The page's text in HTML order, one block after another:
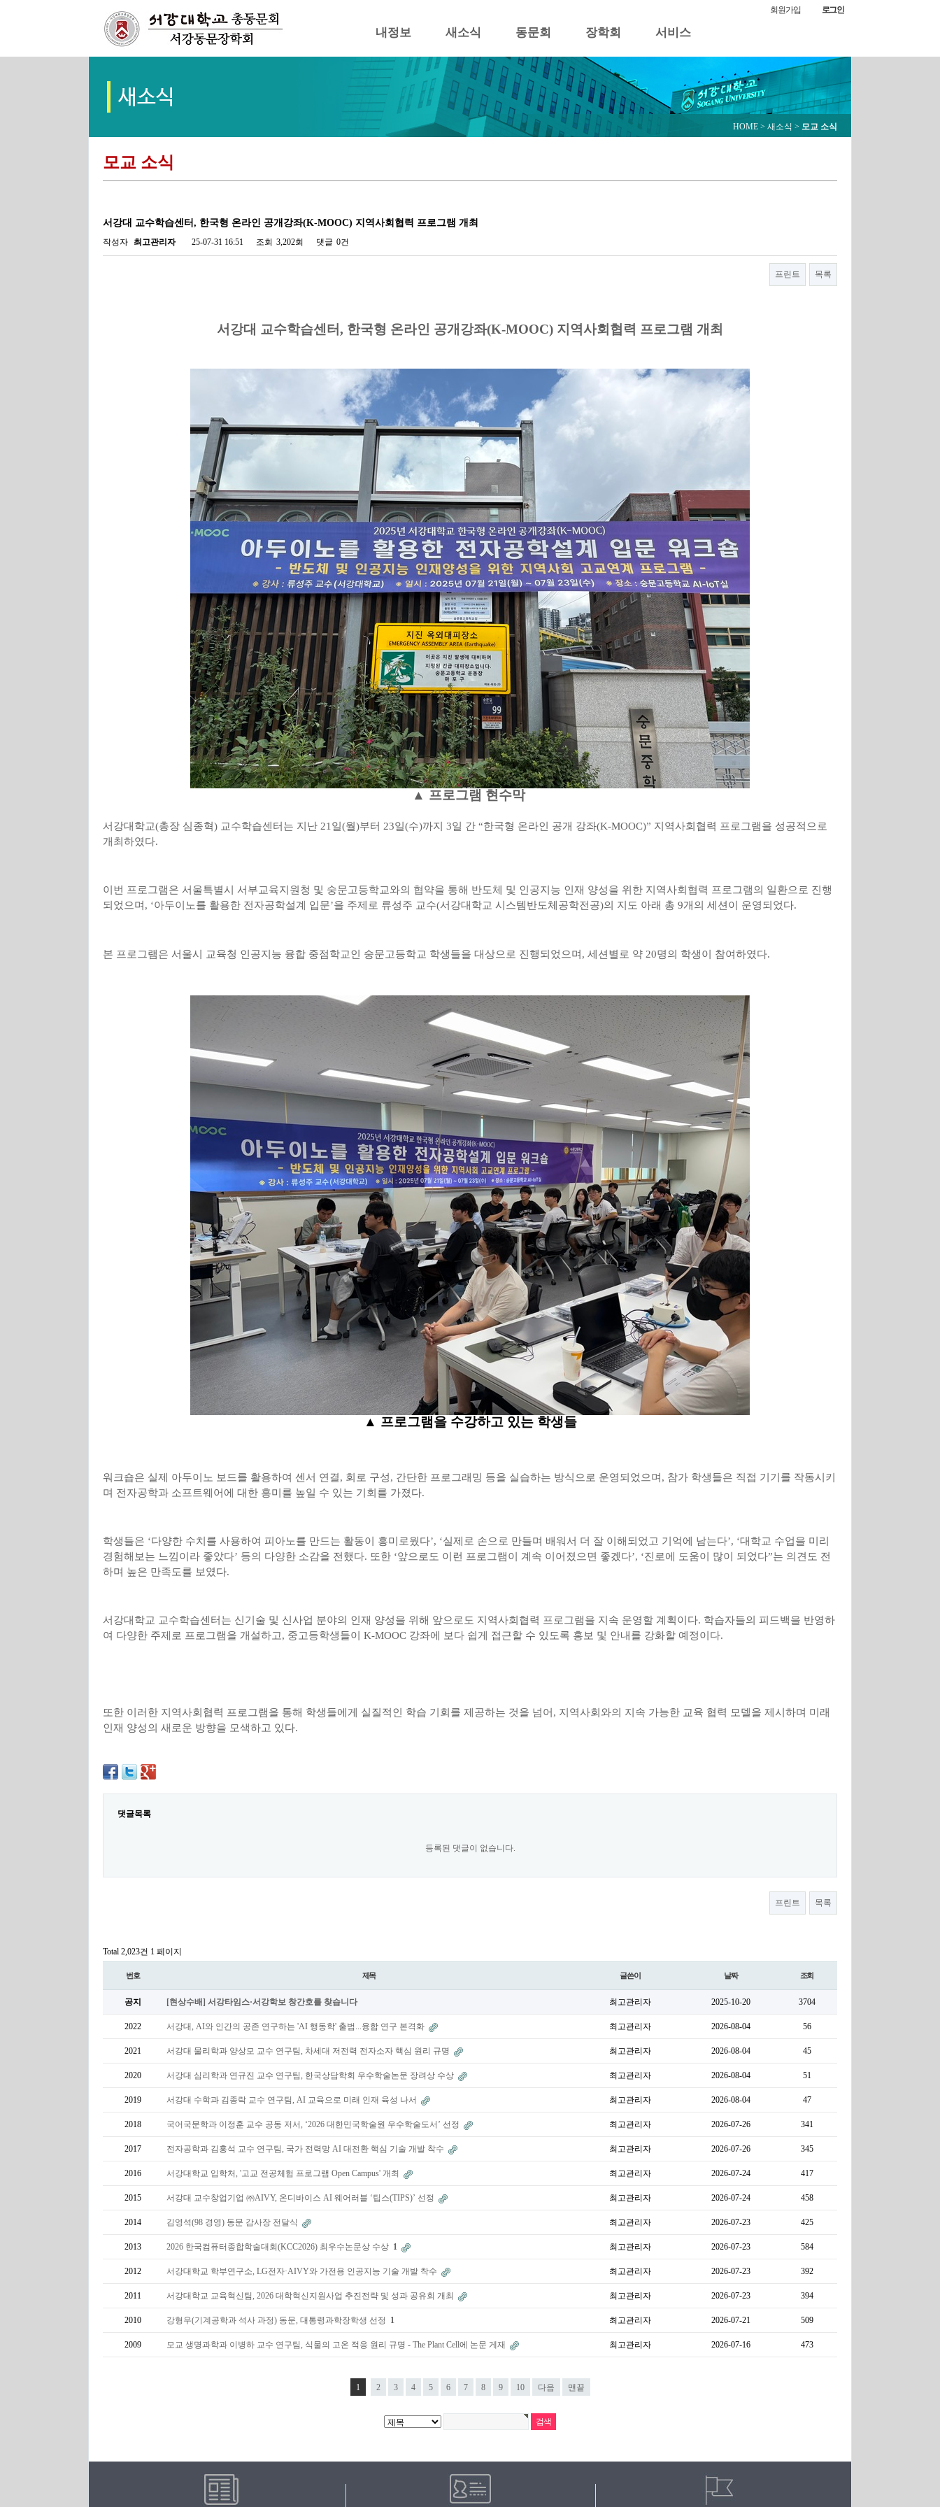
내정보 새소식 동문회 장학회 서비스
회원가입 로그인
HOME > 새소식 > 모교 소식
모교 소식
서강대 교수학습센터, 한국형 온라인 공개강좌(K-MOOC) 지역사회협력 프로그램 개최
작성자 최고관리자 25-07-31 16:51 조회 3,202회 댓글 0건
프린트 목록
서강대 교수학습센터, 한국형 온라인 공개강좌(K-MOOC) 지역사회협력 프로그램 개최
▲ 프로그램 현수막
서강대학교(총장 심종혁) 교수학습센터는 지난 21 일(월)부터 23일(수)까지 3일 간 “한국형 온라인 공개 강좌(K-MOOC)” 지역사회협력 프로그램을 성공적으로
개최하였다.
이번 프로그램은 서울특별시 서부교육지원청 및 숭문고등학교와의 협약을 통해 반도체 및 인공지능 인재 양성을 위한 지역사회협력 프로그램의 일환으로 진행
되었으며 , ‘아두이노를 활용한 전자공학설계 입문’을 주제로 류성주 교수(서강대학교 시스템반도체공학전공)의 지도 아래 총 9개의 세션이 운영되었다.
본 프로그램은 서울시 교육청 인공지능 융합 중점학교인 숭문고등학교 학생들을 대상으로 진행되었으며 , 세션별로 약 20명의 학생이 참여하였다.
▲ 프로그램을 수강하고 있는 학생들
워크숍은 실제 아두이노 보드를 활용하여 센서 연결, 회로 구성, 간단한 프로그래밍 등을 실습하는 방식으로 운영되었으며, 참가 학생들은 직접 기기를 작동시키
며 전자공학과 소프트웨어에 대한 흥미를 높일 수 있는 기회를 가졌다.
학생들은 ‘다양한 수치를 사용하여 피아노를 만드는 활동이 흥미로웠다’, ‘실제로 손으로 만들며 배워서 더 잘 이해되었고 기억에 남는다’, ‘대학교 수업을 미리
경험해보는 느낌이라 좋았다’ 등의 다양한 소감을 전했다. 또한 ‘앞으로도 이런 프로그램이 계속 이어졌으면 좋겠다’, ‘진로에 도움이 많이 되었다”는 의견도 전
하며 높은 만족도를 보였다.
서강대학교 교수학습센터는 신기술 및 신사업 분야의 인재 양성을 위해 앞으로도 지역사회협력 프로그램을 지속 운영할 계획이다. 학습자들의 피드백을 반영하
여 다양한 주제로 프로그램을 개설하고, 중고등학생들이 K-MOOC 강좌에 보다 쉽게 접근할 수 있도록 홍보 및 안내를 강화할 예정이다.
또한 이러한 지역사회협력 프로그램을 통해 학생들에게 실질적인 학습 기회를 제공하는 것을 넘어, 지역사회와의 지속 가능한 교육 협력 모델을 제시하며 미래
인재 양성의 새로운 방향을 모색하고 있다.
댓글목록
등록된 댓글이 없습니다.
프린트 목록
Total 2,023건 1 페이지
번호 제목 글쓴이 날짜 조회
공지 [현상수배] 서강타임스·서강학보 창간호를 찾습니다 최고관리자 2025-10-20 3704
2022 서강대, AI와 인간의 공존 연구하는 'AI 행동학' 출범...융합 연구 본격화 최고관리자 2026-08-04 56
2021 서강대 물리학과 양상모 교수 연구팀, 차세대 저전력 전자소자 핵심 원리 규명 최고관리자 2026-08-04 45
2020 서강대 심리학과 연규진 교수 연구팀, 한국상담학회 우수학술논문 장려상 수상 최고관리자 2026-08-04 51
2019 서강대 수학과 김종락 교수 연구팀, AI 교육으로 미래 인재 육성 나서 최고관리자 2026-08-04 47
2018 국어국문학과 이정훈 교수 공동 저서, ‘2026 대한민국학술원 우수학술도서’ 선정 최고관리자 2026-07-26 341
2017 전자공학과 김홍석 교수 연구팀, 국가 전력망 AI 대전환 핵심 기술 개발 착수 최고관리자 2026-07-26 345
2016 서강대학교 입학처, '고교 전공체험 프로그램 Open Campus' 개최 최고관리자 2026-07-24 417
2015 서강대 교수창업기업 ㈜AIVY, 온디바이스 AI 웨어러블 ‘팁스(TIPS)’ 선정 최고관리자 2026-07-24 458
2014 김영석(98 경영) 동문 감사장 전달식 최고관리자 2026-07-23 425
2013 2026 한국컴퓨터종합학술대회(KCC2026) 최우수논문상 수상 1 최고관리자 2026-07-23 584
2012 서강대학교 학부연구소, LG전자·AIVY와 가전용 인공지능 기술 개발 착수 최고관리자 2026-07-23 392
2011 서강대학교 교육혁신팀, 2026 대학혁신지원사업 추진전략 및 성과 공유회 개최 최고관리자 2026-07-23 394
2010 강형우(기계공학과 석사 과정) 동문, 대통령과학장학생 선정 1 최고관리자 2026-07-21 509
2009 모교 생명과학과 이병하 교수 연구팀, 식물의 고온 적응 원리 규명 - The Plant Cell에 논문 게재 최고관리자 2026-07-16 473
1 2 3 4 5 6 7 8 9 10 다음 맨끝